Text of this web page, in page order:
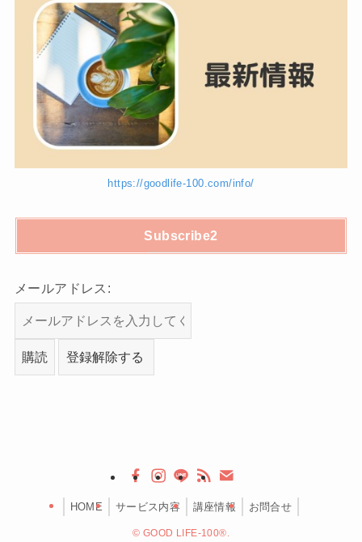
https://goodlife-100.com/info/
Subscribe2
メールアドレス:
HOME サービス内容 講座情報 お問合せ
© GOOD LIFE-100®.